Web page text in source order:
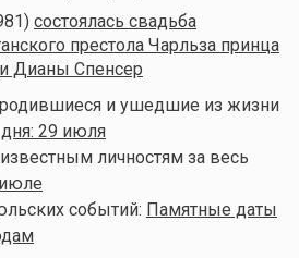
состоялась свадьба
престола Чарльза принца
Дианы Спенсер
и ушедшие из жизни
29 июля
личностям за весь
событий: Памятные даты